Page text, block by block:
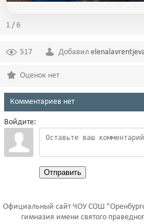
1 / 6
517 Добавил
Оценок нет
Комментариев нет
Войдите:
Отправить
Официальный сайт ЧОУ СОШ
гимназия имени святого